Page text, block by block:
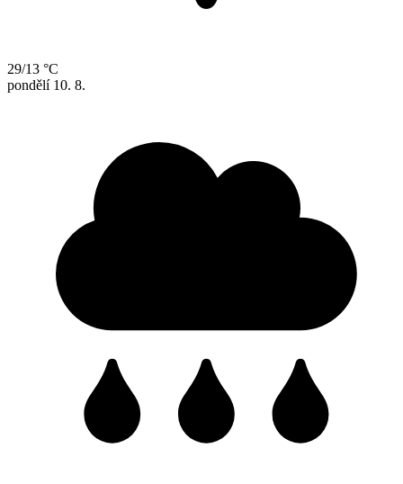
29/13 °C
pondělí 10. 8.